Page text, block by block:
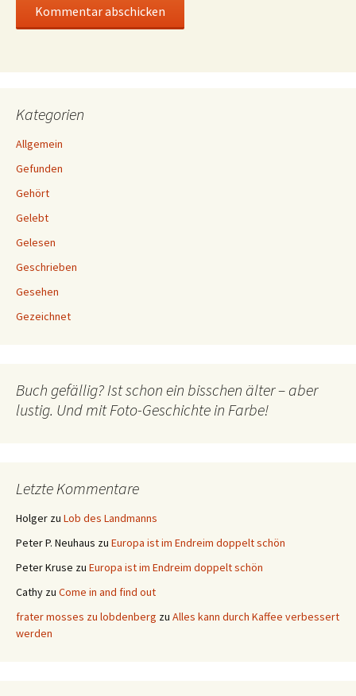
Kategorien
Allgemein
Gefunden
Gehört
Gelebt
Gelesen
Geschrieben
Gesehen
Gezeichnet
Buch gefällig? Ist schon ein bisschen älter – aber
lustig. Und mit Foto-Geschichte in Farbe!
Letzte Kommentare
Holger zu Lob des Landmanns
Peter P. Neuhaus zu Europa ist im Endreim doppelt schön
Peter Kruse zu Europa ist im Endreim doppelt schön
Cathy zu Come in and find out
frater mosses zu lobdenberg zu Alles kann durch Kaffee verbessert
werden